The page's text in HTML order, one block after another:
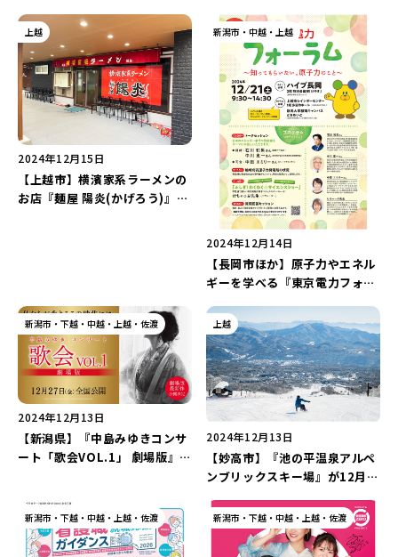
醤油など多彩なラーメンが誕
生！(更新日：2024年12月25
日)
ィ)』をご紹介♪人気メニュー
の「焼肉ラーメンセット」を実
食レポート！
上越
2024年12月15日
【上越市】横濱家系ラーメンの
お店『麺屋 陽炎(かげろう)』が
新潟市・中越・上越
2024年12月14日
【長岡市ほか】原子力やエネル
ギーを学べる『東京電力フォー
ークセッションやサイエンスシ
ョー”など内容が盛りだくさん
♪
新潟市・下越・中越・上越・佐渡
2024年12月13日
【新潟県】『中島みゆきコンサ
ート「歌会VOL.1」 劇場版』
様”にプレゼント！
上越
2024年12月13日
【妙高市】『池の平温泉アルペ
ンブリックスキー場』が12月
ワイドなコースを駆け抜けよう
♪
新潟市・下越・中越・上越・佐渡 新潟市・下越・中越・上越・佐渡